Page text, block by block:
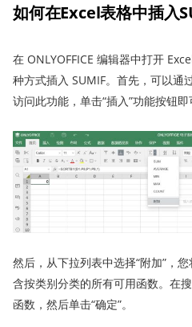
如何在Excel表格中插入
在 ONLYOFFICE 编辑器中打开
种方式插入 SUMIF。首先，可以通
访问此功能，单击“插入”功能按钮即
然后，从下拉列表中选择“附加”，
含按类别分类的所有可用函数。在
函数，然后单击“确定”。